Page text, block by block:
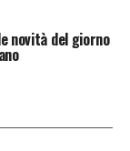
novità del giorno